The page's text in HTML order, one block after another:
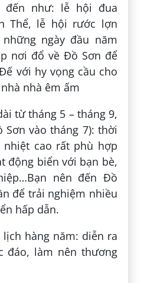
đến như: lễ hội đua
Thể, lễ hội rước lợn
ngày đầu năm
nơi đổ về Đồ Sơn để
với hy vọng cầu cho
nhà êm ấm
tháng 5 – tháng 9,
vào tháng 7): thời
cao rất phù hợp
động biển với bạn bè,
nên đến Đồ
để trải nghiệm nhiều
hấp dẫn.
hàng năm: diễn ra
đáo, làm nên thương